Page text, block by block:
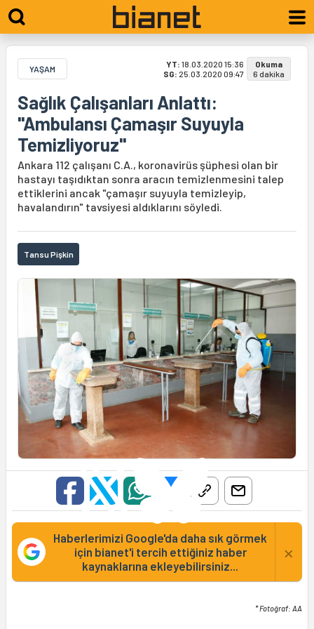
YAŞAM YT: 18.03.2020 15:36
SG: 25.03.2020 09:47
Okuma
6 dakika
Sağlık Çalışanları Anlattı:
"Ambulansı Çamaşır Suyuyla
Temizliyoruz"
Ankara 112 çalışanı C.A., koronavirüs şüphesi olan bir
hastayı taşıdıktan sonra aracın temizlenmesini talep
ettiklerini ancak "çamaşır suyuyla temizleyip,
havalandırın" tavsiyesi aldıklarını söyledi.
Tansu Pişkin
Haberlerimizi Google'da daha sık görmek
için bianet'i tercih ettiğiniz haber
kaynaklarına ekleyebilirsiniz...
×
* Fotoğraf: AA